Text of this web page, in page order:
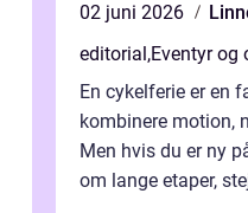
02 juni 2026
editorial ,Eventyr og
En cykelferie er en
kombinere motion,
Men hvis du er ny
om lange etaper,